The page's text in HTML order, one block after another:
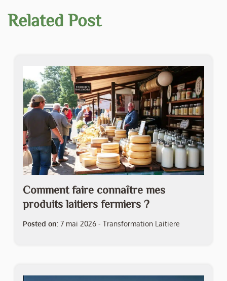
Related Post
Comment faire connaître mes
produits laitiers fermiers ?
Posted on: 7 mai 2026 - Transformation Laitiere